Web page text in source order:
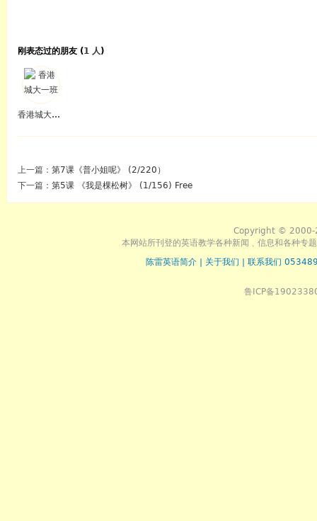
刚表态过的朋友 (1 人)
香港城大一班
上一篇： 第7课《普小姐呢》 (2/220）
下一篇： 第5课 《我是棵松树》 (1/156) Free
Copyright © 2000-
本网站所刊登的英语教学各种新闻﹑信息和各种专
陈雷英语简介
关于我们 联系我们
鲁ICP备